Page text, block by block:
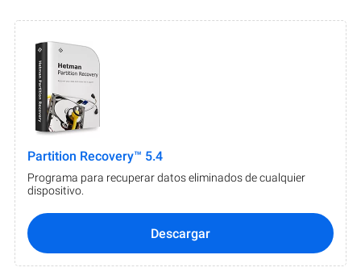
Partition Recovery™ 5.4
Programa para recuperar datos eliminados de cualquier
dispositivo.
Descargar